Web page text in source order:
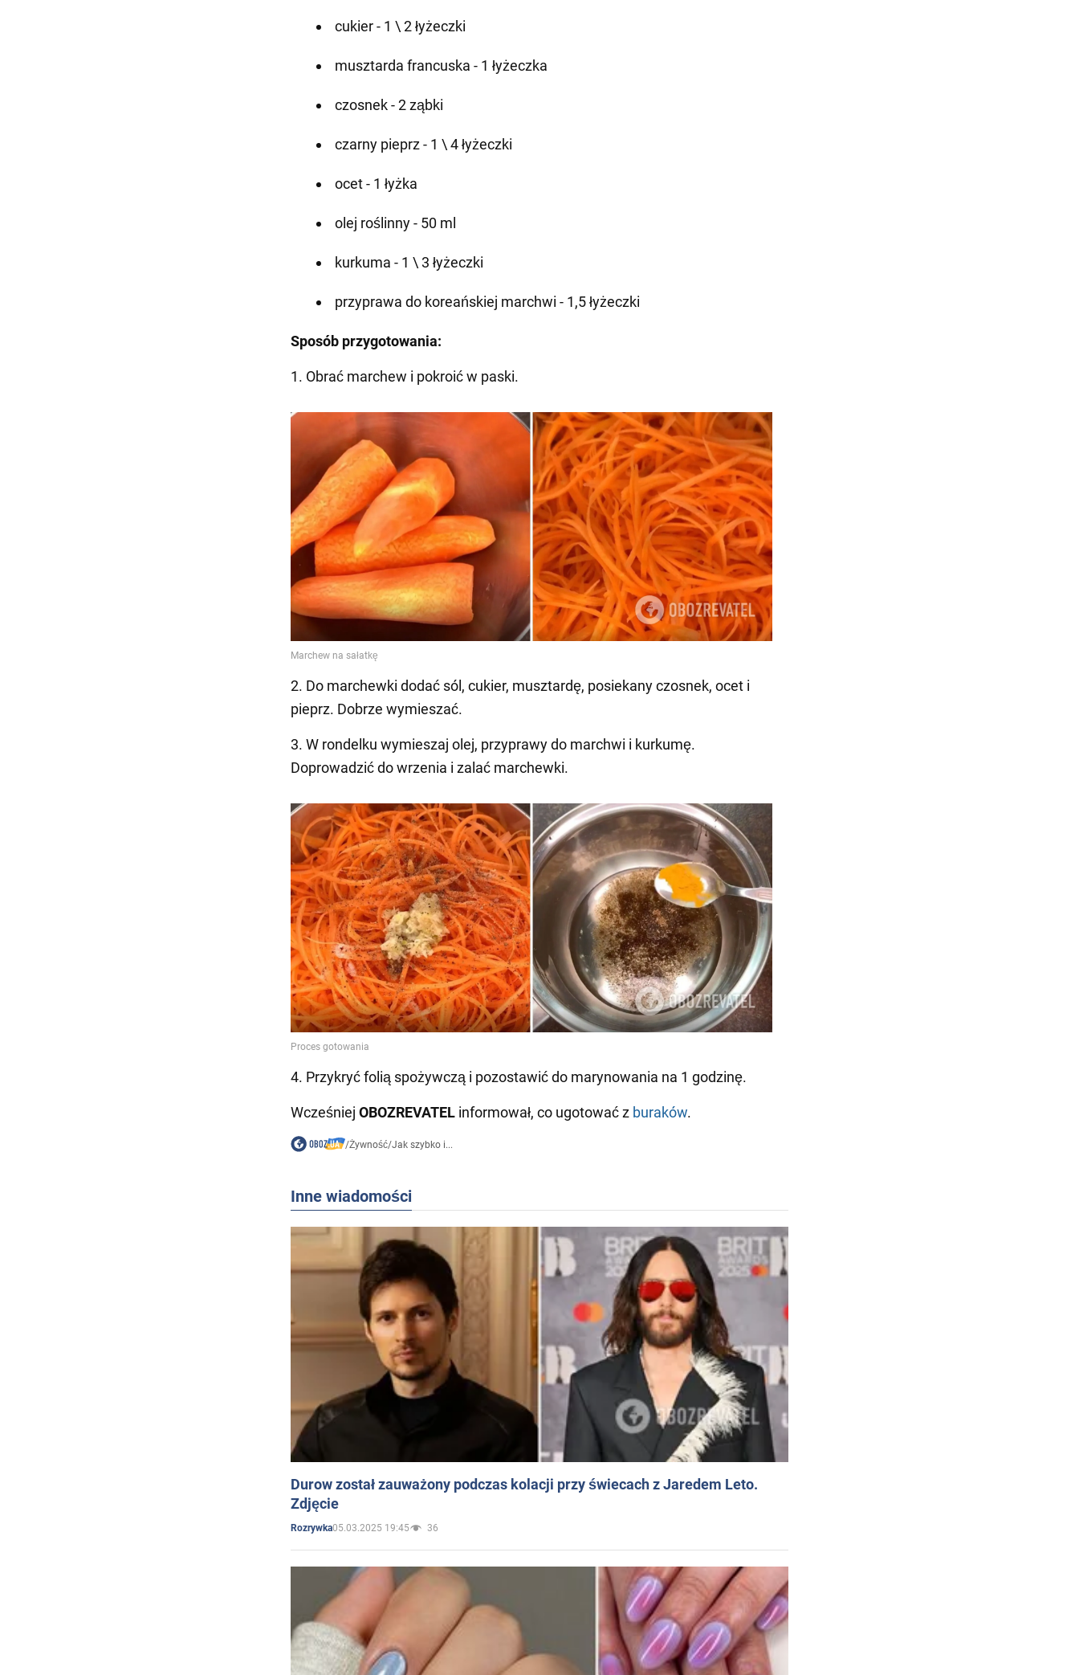
cukier - 1 \ 2 łyżeczki
musztarda francuska - 1 łyżeczka
czosnek - 2 ząbki
czarny pieprz - 1 \ 4 łyżeczki
ocet - 1 łyżka
olej roślinny - 50 ml
kurkuma - 1 \ 3 łyżeczki
przyprawa do koreańskiej marchwi - 1,5 łyżeczki
Sposób przygotowania:
1. Obrać marchew i pokroić w paski.
2. Do marchewki dodać sól, cukier, musztardę, posiekany czosnek, ocet i
pieprz. Dobrze wymieszać.
3. W rondelku wymieszaj olej, przyprawy do marchwi i kurkumę.
Doprowadzić do wrzenia i zalać marchewki.
4. Przykryć folią spożywczą i pozostawić do marynowania na 1 godzinę.
Wcześniej OBOZREVATEL informował, co ugotować z buraków.
/Żywność/Jak szybko i...
Inne wiadomości
Durow został zauważony podczas kolacji przy świecach z Jaredem Leto.
Zdjęcie
Rozrywka05.03.2025 19:45 36